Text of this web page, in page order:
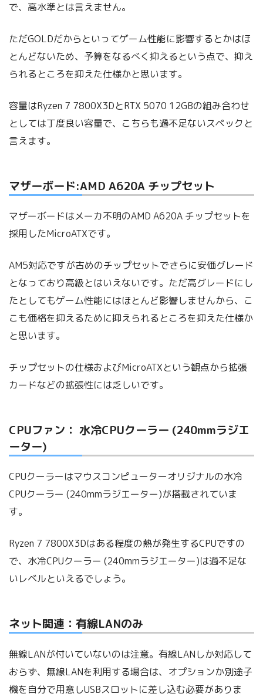
で、高水準とは言えません。
ただGOLDだからといってゲーム性能に影響するとかはほ
とんどないため、予算をなるべく抑えるという点で、抑え
られるところを抑えた仕様かと思います。
容量はRyzen 7 7800X3DとRTX 5070 12GBの組み合わせ
としては丁度良い容量で、こちらも過不足ないスペックと
言えます。
マザーボード:AMD A620A チップセット
マザーボードはメーカ不明のAMD A620A チップセットを
採用したMicroATXです。
AM5対応ですが古めのチップセットでさらに安価グレード
となっており高級とはいえないです。ただ高グレードにし
たとしてもゲーム性能にはほとんど影響しませんから、こ
こも価格を抑えるために抑えられるところを抑えた仕様か
と思います。
チップセットの仕様およびMicroATXという観点から拡張
カードなどの拡張性には乏しいです。
CPUファン： 水冷CPUクーラー (240mmラジエ
ーター)
CPUクーラーはマウスコンピューターオリジナルの水冷
CPUクーラー (240mmラジエーター)が搭載されていま
す。
Ryzen 7 7800X3Dはある程度の熱が発生するCPUですの
で、水冷CPUクーラー (240mmラジエーター)は過不足な
いレベルといえるでしょう。
ネット関連：有線LANのみ
無線LANが付いていないのは注意。有線LANしか対応して
おらず、無線LANを利用する場合は、オプションか別途子
機を自分で用意しUSBスロットに差し込む必要がありま